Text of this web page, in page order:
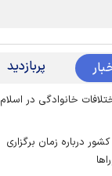
پربازدید
خانوادگی در اسلام
درباره زمان برگزاری